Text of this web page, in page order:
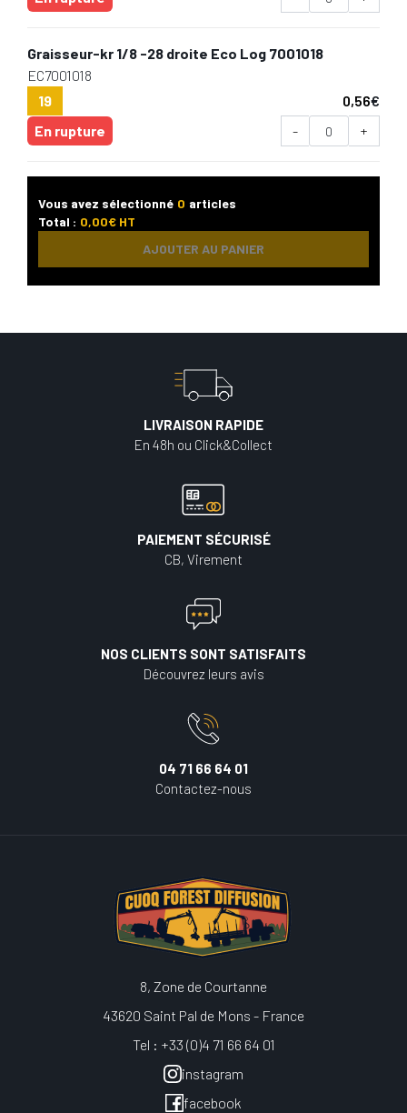
Graisseur-kr 1/8 -28 droite Eco Log 7001018
EC7001018
19
0,56€
En rupture
- +
Vous avez sélectionné 0 articles
Total : 0,00€ HT
AJOUTER AU PANIER
LIVRAISON RAPIDE
En 48h ou Click&Collect
PAIEMENT SÉCURISÉ
CB, Virement
NOS CLIENTS SONT SATISFAITS
Découvrez leurs avis
04 71 66 64 01
Contactez-nous
8, Zone de Courtanne
43620 Saint Pal de Mons - France
Tel : +33 (0)4 71 66 64 01
instagram
facebook